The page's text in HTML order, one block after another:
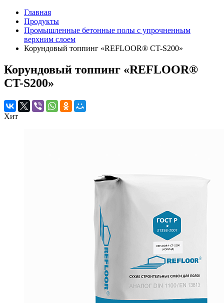
Главная
Продукты
Промышленные бетонные полы с упрочненным
верхним слоем
Корундовый топпинг «REFLOOR® CT-S200»
Корундовый топпинг «REFLOOR®
CT-S200»
Хит